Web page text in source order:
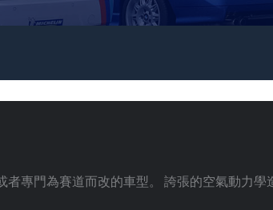
專門為賽道而改的車型。 誇張的空氣動力